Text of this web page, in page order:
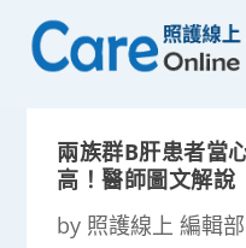
兩族群B肝患者當
高！醫師圖文解說
by 照護線上 編輯部